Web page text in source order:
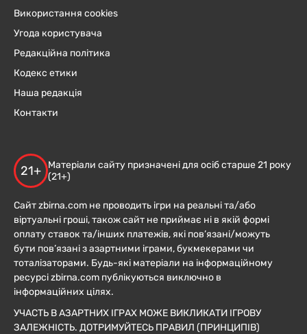
Використання cookies
Угода користувача
Редакційна політика
Кодекс етики
Наша редакція
Контакти
21+
Матеріали сайту призначені для осіб старше 21 року
(21+)
Сайт zbirna.com не проводить ігри на реальні та/або
віртуальні гроші, також сайт не приймає ні в якій формі
оплату ставок та/інших платежів, які пов’язані/можуть
бути пов’язані з азартними іграми, букмекерами чи
тоталізаторами. Будь-які матеріали на інформаційному
ресурсі zbirna.com публікуються виключно в
інформаційних цілях.
УЧАСТЬ В АЗАРТНИХ ІГРАХ МОЖЕ ВИКЛИКАТИ ІГРОВУ
ЗАЛЕЖНІСТЬ. ДОТРИМУЙТЕСЬ ПРАВИЛ (ПРИНЦИПІВ)